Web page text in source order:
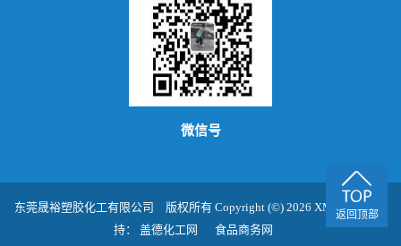
微信号
东莞晟裕塑胶化工有限公司 版权所有 Copyright (©) 2026 XML
技术支
持： 盖德化工网 食品商务网
返回顶部